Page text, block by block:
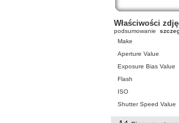
Właściwości
podsumowanie
Make
Aperture Value
Exposure Bias Value
Flash
ISO
Shutter Speed Value